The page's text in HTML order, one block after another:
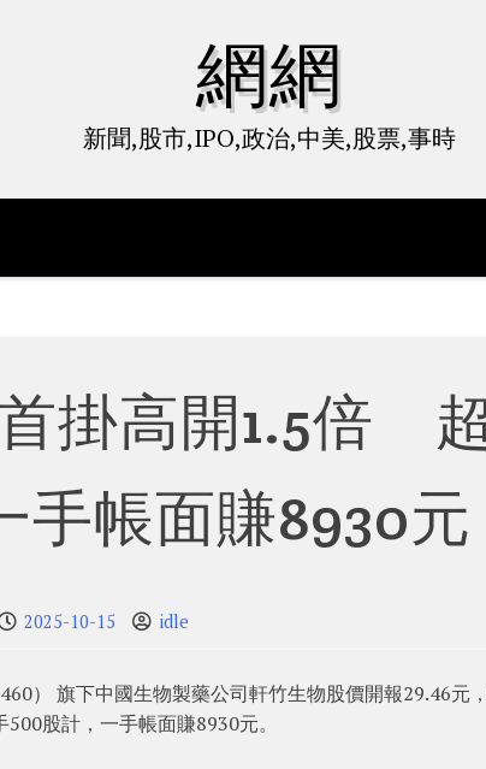
網網
新聞,股市,IPO,政治,中美,股票,事時
掛高開1.5倍
手帳面賺8930元
2025-10-15 idle
） 旗下中國生物製藥公司軒竹生物股價開報29.46元
股計，一手帳面賺8930元。